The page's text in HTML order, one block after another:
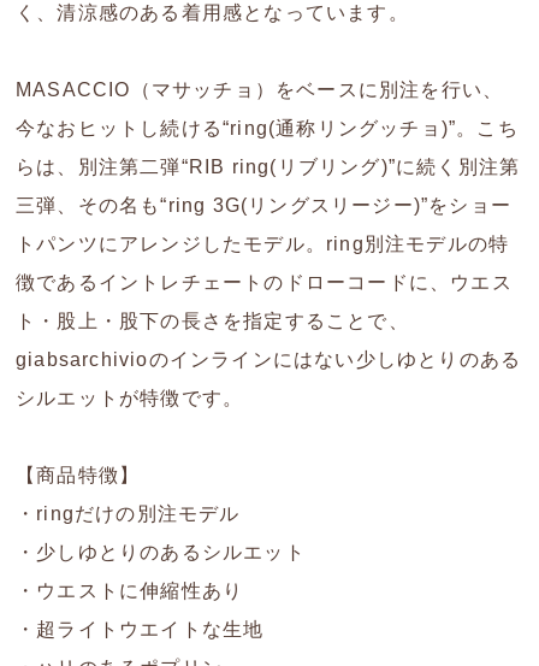
く、清涼感のある着用感となっています。
MASACCIO（マサッチョ）をベースに別注を行い、
今なおヒットし続ける“ring(通称リングッチョ)”。こち
らは、別注第二弾“RIB ring(リブリング)”に続く別注第
三弾、その名も“ring 3G(リングスリージー)”をショー
トパンツにアレンジしたモデル。ring別注モデルの特
徴であるイントレチェートのドローコードに、ウエス
ト・股上・股下の長さを指定することで、
giabsarchivioのインラインにはない少しゆとりのある
シルエットが特徴です。
【商品特徴】
・ringだけの別注モデル
・少しゆとりのあるシルエット
・ウエストに伸縮性あり
・超ライトウエイトな生地